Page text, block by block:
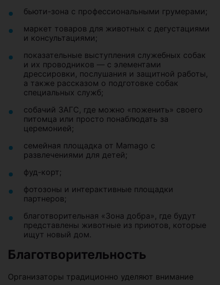
бьюти-зона с профессиональными грумерами;
маркет товаров для животных с дегустациями
и консультациями;
показательные выступления служебных собак
и их проводников — с элементами
дрессировки, послушания и защитной работы,
а также рассказом о подготовке собак
специальных служб;
собачий ЗАГС, где можно «поженить» своего
питомца или просто понаблюдать за
церемонией;
семейная площадка от Mamago с
развлечениями для детей;
фуд-корт;
фотозоны и интерактивные площадки
партнеров;
благотворительная «Зона добра», где будут
представлены животные из приютов, которые
ищут новый дом.
Благотворительность
Организаторы традиционно уделяют внимание